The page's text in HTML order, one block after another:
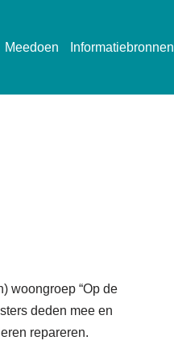
Meedoen Informatiebronnen
woongroep “Op de
deden mee en
repareren.